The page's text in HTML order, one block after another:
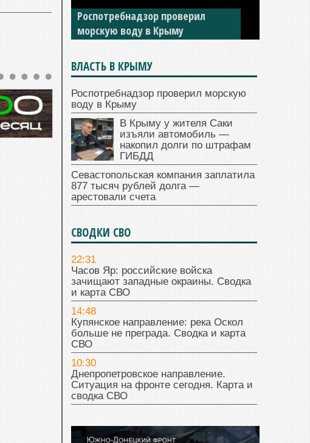
Роспотребнадзор проверил
морскую воду в Крыму
ВЛАСТЬ В КРЫМУ
Роспотребнадзор проверил морскую
воду в Крыму
В Крыму у жителя Саки
изъяли автомобиль —
накопил долги по штрафам
ГИБДД
Севастопольская компания заплатила
877 тысяч рублей долга —
арестовали счета
СВОДКИ СВО
22:31
Часов Яр: российские войска
зачищают западные окраины. Сводка
и карта СВО
14:48
Купянское направление: река Оскол
больше не преграда. Сводка и карта
СВО
10:30
Днепропетровское направление.
Ситуация на фронте сегодня. Карта и
сводка СВО